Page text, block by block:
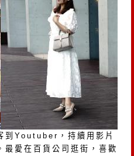
到Youtuber，持續用影片
最愛在百貨公司逛街，喜歡